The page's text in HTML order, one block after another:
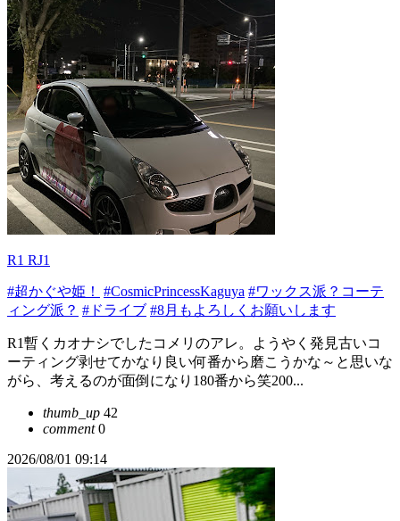
R1 RJ1
#超かぐや姫！ #CosmicPrincessKaguya #ワックス派？コーテ
ィング派？ #ドライブ #8月もよろしくお願いします
R1暫くカオナシでしたコメリのアレ。ようやく発見古いコ
ーティング剥せてかなり良い何番から磨こうかな～と思いな
がら、考えるのが面倒になり180番から笑200...
thumb_up 42
comment0
2026/08/01 09:14